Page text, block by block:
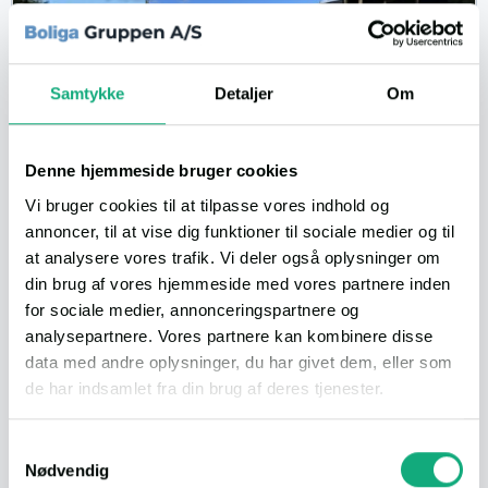
Samtykke Detaljer Om
Denne hjemmeside bruger cookies
Vi bruger cookies til at tilpasse vores indhold og
annoncer, til at vise dig funktioner til sociale medier og til
at analysere vores trafik. Vi deler også oplysninger om
din brug af vores hjemmeside med vores partnere inden
for sociale medier, annonceringspartnere og
analysepartnere. Vores partnere kan kombinere disse
data med andre oplysninger, du har givet dem, eller som
de har indsamlet fra din brug af deres tjenester.
Nødvendig
Højtbeliggende sommerhus med panorama havudsigt ud over vesterhavet
96 m² 4.500.000 kr.
De nyeste af de nyeste